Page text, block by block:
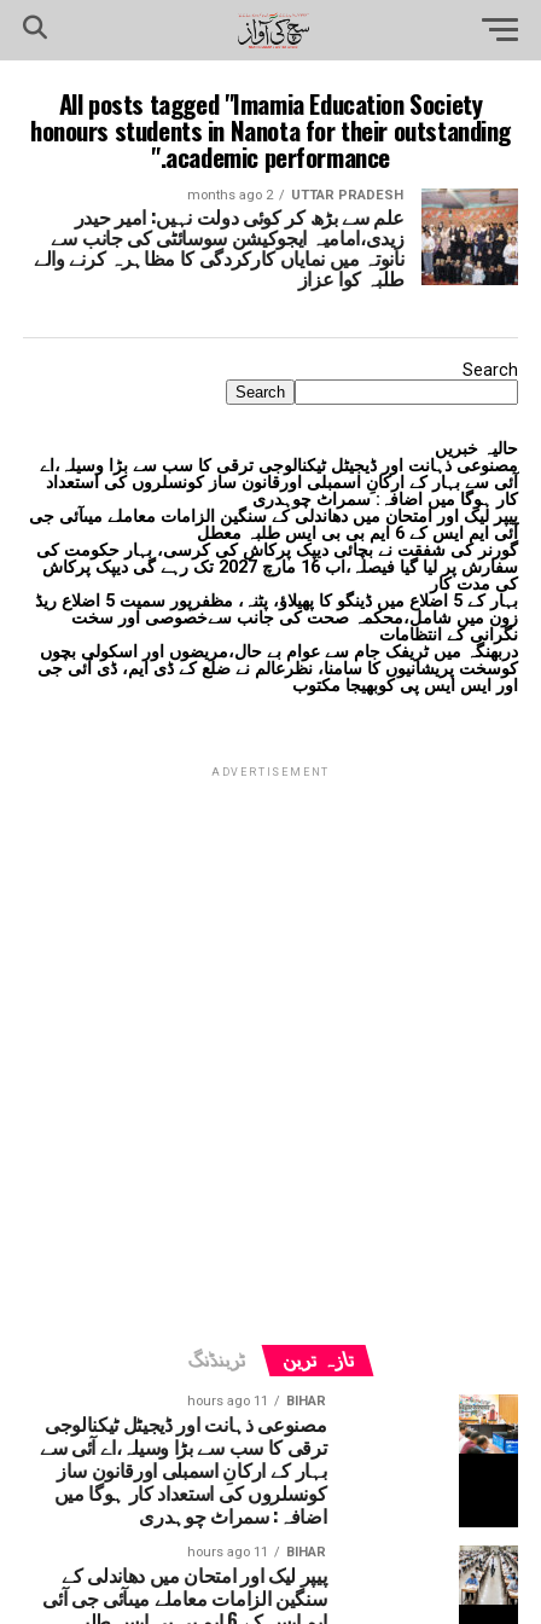
All posts tagged "Imamia Education Society
honours students in Nanota for their outstanding
academic performance."
UTTAR PRADESH
2 months ago
علم سے بڑھ کر کوئی دولت نہیں: امیر حیدر
زیدی،امامیہ ایجوکیشن سوسائٹی کی جانب سے
نانوتہ میں نمایاں کارکردگی کا مظاہرہ کرنے والے
طلبہ کوا عزاز
Search
Search
حالیہ خبریں
مصنوعی ذہانت اور ڈیجیٹل ٹیکنالوجی ترقی کا سب سے بڑا وسیلہ،اے
آئی سے بہار کے ارکانِ اسمبلی اورقانون ساز کونسلروں کی استعداد
کار ہوگا میں اضافہ: سمراٹ چوہدری
پیپر لیک اور امتحان میں دھاندلی کے سنگین الزامات معاملے میںآئی جی
آئی ایم ایس کے 6 ایم بی بی ایس طلبہ معطل
گورنر کی شفقت نے بچائی دیپک پرکاش کی کرسی، بہار حکومت کی
سفارش پر لیا گیا فیصلہ،اب 16 مارچ 2027 تک رہے گی دیپک پرکاش
کی مدت کار
بہار کے 5 اضلاع میں ڈینگو کا پھیلاؤ، پٹنہ، مظفرپور سمیت 5 اضلاع ریڈ
زون میں شامل،محکمہ صحت کی جانب سےخصوصی اور سخت
نگرانی کے انتظامات
دربھنگہ میں ٹریفک جام سے عوام بے حال،مریضوں اور اسکولی بچوں
کوسخت پریشانیوں کا سامنا، نظرعالم نے ضلع کے ڈی ایم، ڈی آئی جی
اور ایس ایس پی کوبھیجا مکتوب
ADVERTISEMENT
تازہ ترین ٹرینڈنگ
BIHAR
11 hours ago
مصنوعی ذہانت اور ڈیجیٹل ٹیکنالوجی
ترقی کا سب سے بڑا وسیلہ،اے آئی سے
بہار کے ارکانِ اسمبلی اورقانون ساز
کونسلروں کی استعداد کار ہوگا میں
اضافہ: سمراٹ چوہدری
BIHAR
11 hours ago
پیپر لیک اور امتحان میں دھاندلی کے
سنگین الزامات معاملے میںآئی جی آئی